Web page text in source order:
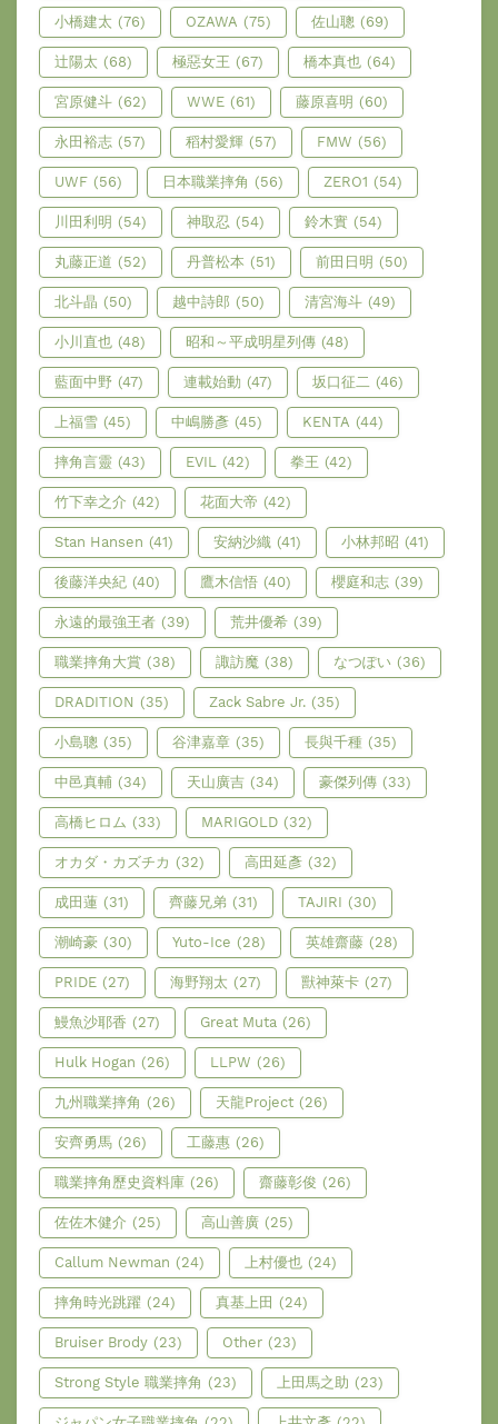
小橋建太 (76) OZAWA (75) 佐山聰 (69)
辻陽太 (68) 極惡女王 (67) 橋本真也 (64)
宮原健斗 (62) WWE (61) 藤原喜明 (60)
永田裕志 (57) 稻村愛輝 (57) FMW (56)
UWF (56) 日本職業摔角 (56) ZERO1 (54)
川田利明 (54) 神取忍 (54) 鈴木實 (54)
丸藤正道 (52) 丹普松本 (51) 前田日明 (50)
北斗晶 (50) 越中詩郎 (50) 清宮海斗 (49)
小川直也 (48) 昭和～平成明星列傳 (48)
藍面中野 (47) 連載始動 (47) 坂口征二 (46)
上福雪 (45) 中嶋勝彥 (45) KENTA (44)
摔角言靈 (43) EVIL (42) 拳王 (42)
竹下幸之介 (42) 花面大帝 (42)
Stan Hansen (41) 安納沙織 (41) 小林邦昭 (41)
後藤洋央紀 (40) 鷹木信悟 (40) 櫻庭和志 (39)
永遠的最強王者 (39) 荒井優希 (39)
職業摔角大賞 (38) 諏訪魔 (38) なつぽい (36)
DRADITION (35) Zack Sabre Jr. (35)
小島聰 (35) 谷津嘉章 (35) 長與千種 (35)
中邑真輔 (34) 天山廣吉 (34) 豪傑列傳 (33)
高橋ヒロム (33) MARIGOLD (32)
オカダ・カズチカ (32) 高田延彥 (32)
成田蓮 (31) 齊藤兄弟 (31) TAJIRI (30)
潮崎豪 (30) Yuto-Ice (28) 英雄齋藤 (28)
PRIDE (27) 海野翔太 (27) 獸神萊卡 (27)
鰻魚沙耶香 (27) Great Muta (26)
Hulk Hogan (26) LLPW (26)
九州職業摔角 (26) 天龍Project (26)
安齊勇馬 (26) 工藤惠 (26)
職業摔角歷史資料庫 (26) 齋藤彰俊 (26)
佐佐木健介 (25) 高山善廣 (25)
Callum Newman (24) 上村優也 (24)
摔角時光跳躍 (24) 真基上田 (24)
Bruiser Brody (23) Other (23)
Strong Style 職業摔角 (23) 上田馬之助 (23)